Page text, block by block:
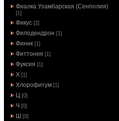
Фиалка Узамбарская (Сенполия)
[1]
Фикус [2]
Филодендрон [1]
Финик [1]
Фиттония [1]
Фуксия [1]
Х [1]
Хлорофитум [1]
Ц [0]
Ч [0]
Ш [0]